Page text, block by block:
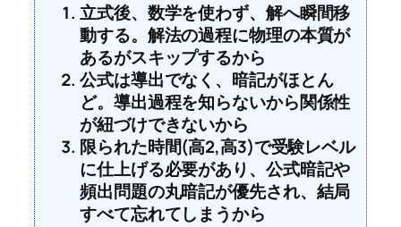
立式後、数学を使わず、解へ瞬間移
動する。解法の過程に物理の本質が
あるがスキップするから
公式は導出でなく、暗記がほとん
ど。導出過程を知らないから関係性
が紐づけできないから
限られた時間(高2,高3)で受験レベル
に仕上げる必要があり、公式暗記や
頻出問題の丸暗記が優先され、結局
すべて忘れてしまうから